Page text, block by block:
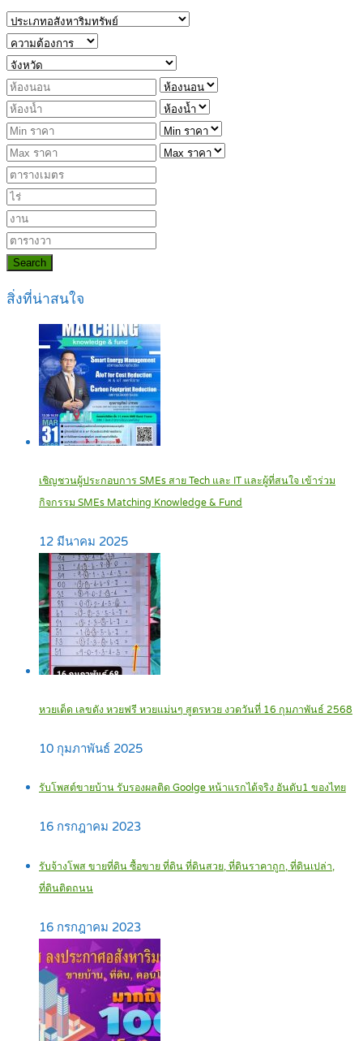
Search
สิ่งที่น่าสนใจ
เชิญชวนผู้ประกอบการ SMEs สาย Tech และ IT และผู้ที่สนใจ เข้าร่วม
กิจกรรม SMEs Matching Knowledge & Fund
12 มีนาคม 2025
หวยเด็ด เลขดัง หวยฟรี หวยแม่นๆ สูตรหวย งวดวันที่ 16 กุมภาพันธ์ 2568
10 กุมภาพันธ์ 2025
รับโพสต์ขายบ้าน รับรองผลติด Goolge หน้าแรกได้จริง อันดับ1 ของไทย
16 กรกฎาคม 2023
รับจ้างโพส ขายที่ดิน ซื้อขาย ที่ดิน ที่ดินสวย, ที่ดินราคาถูก, ที่ดินเปล่า,
ที่ดินติดถนน
16 กรกฎาคม 2023